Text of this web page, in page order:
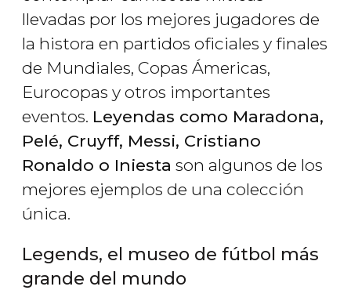
llevadas por los mejores jugadores de
la histora en partidos oficiales y finales
de Mundiales, Copas Ámericas,
Eurocopas y otros importantes
eventos. Leyendas como Maradona,
Pelé, Cruyff, Messi, Cristiano
Ronaldo o Iniesta son algunos de los
mejores ejemplos de una colección
única.
Legends, el museo de fútbol más
grande del mundo